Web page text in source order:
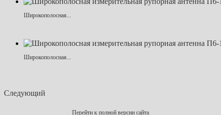
Широкополосная...
Широкополосная...
Следующий
Перейти к полной версии сайта